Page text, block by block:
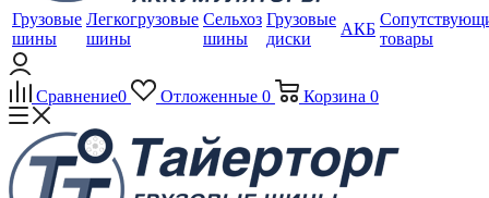
Грузовые
шины
Легкогрузовые
шины
Сельхоз
шины
Грузовые
диски
АКБ
товары
Сравнение0 Отложенные 0 Корзина 0